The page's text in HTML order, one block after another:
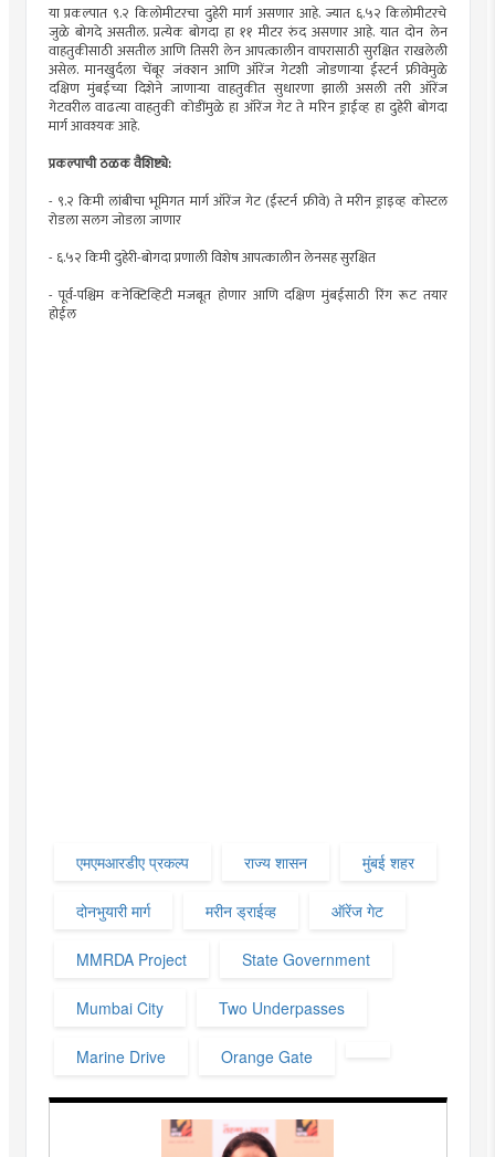
या प्रकल्पात ९.२ किलोमीटरचा दुहेरी मार्ग असणार आहे. ज्यात ६.५२ किलोमीटरचे
जुळे बोगदे असतील. प्रत्येक बोगदा हा ११ मीटर रुंद असणार आहे. यात दोन लेन
वाहतुकीसाठी असतील आणि तिसरी लेन आपत्कालीन वापरासाठी सुरक्षित राखलेली
असेल. मानखुर्दला चेंबूर जंक्शन आणि ऑरेंज गेटशी जोडणाऱ्या ईस्टर्न फ्रीवेमुळे
दक्षिण मुंबईच्या दिशेने जाणाऱ्या वाहतुकीत सुधारणा झाली असली तरी ऑरेंज
गेटवरील वाढत्या वाहतुकी कोडींमुळे हा ऑरेंज गेट ते मरिन ड्राईव्ह हा दुहेरी बोगदा
मार्ग आवश्यक आहे.
प्रकल्पाची ठळक वैशिष्ट्ये:
- ९.२ किमी लांबीचा भूमिगत मार्ग ऑरेंज गेट (ईस्टर्न फ्रीवे) ते मरीन ड्राइव्ह कोस्टल
रोडला सलग जोडला जाणार
- ६.५२ किमी दुहेरी-बोगदा प्रणाली विशेष आपत्कालीन लेनसह सुरक्षित
- पूर्व-पश्चिम कनेक्टिव्हिटी मजबूत होणार आणि दक्षिण मुंबईसाठी रिंग रूट तयार
होईल
एमएमआरडीए प्रकल्प राज्य शासन मुंबई शहर
दोनभुयारी मार्ग मरीन ड्राईव्ह ऑरेंज गेट
MMRDA Project State Government
Mumbai City Two Underpasses
Marine Drive Orange Gate